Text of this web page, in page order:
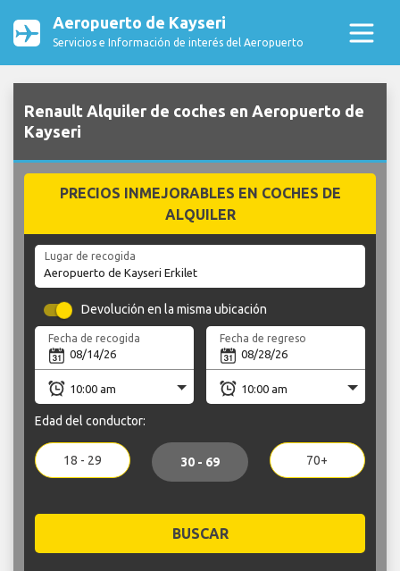
Aeropuerto de Kayseri
Servicios e Información de interés del Aeropuerto
Renault Alquiler de coches en Aeropuerto de
Kayseri
PRECIOS INMEJORABLES EN COCHES DE
ALQUILER
Lugar de recogida
Devolución en la misma ubicación
Fecha de recogida Fecha de regreso
Edad del conductor:
18 - 29 30 - 69 70+
BUSCAR